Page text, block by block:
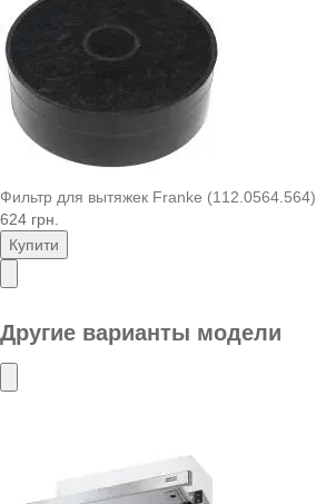
Фильтр для вытяжек Franke (112.0564.564)
624 грн.
Купити
Другие варианты модели